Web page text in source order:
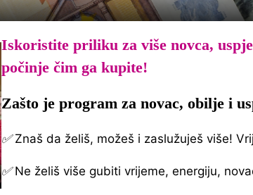
Iskoristite priliku za više novca,
počinje čim ga kupite!
Zašto je program za novac, obilje i
✅Znaš da želiš, možeš i zaslužuješ više!
✅Ne želiš više gubiti vrijeme, energiju,